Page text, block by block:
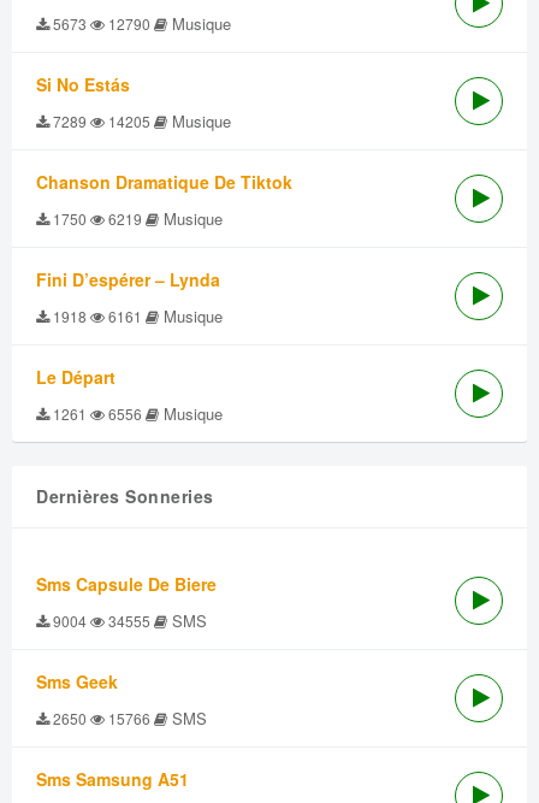
5673 12790 Musique
Si No Estás
7289 14205 Musique
Chanson Dramatique De Tiktok
1750 6219 Musique
Fini D’espérer – Lynda
1918 6161 Musique
Le Départ
1261 6556 Musique
Dernières Sonneries
Sms Capsule De Biere
9004 34555 SMS
Sms Geek
2650 15766 SMS
Sms Samsung A51